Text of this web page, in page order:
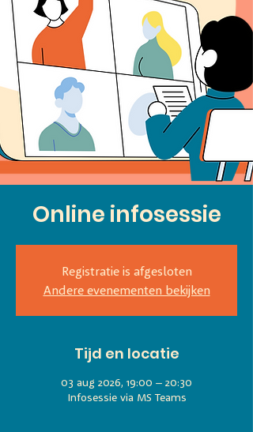
Online infosessie
Registratie is afgesloten
Andere evenementen bekijken
Tijd en locatie
03 aug 2026, 19:00 – 20:30
Infosessie via MS Teams